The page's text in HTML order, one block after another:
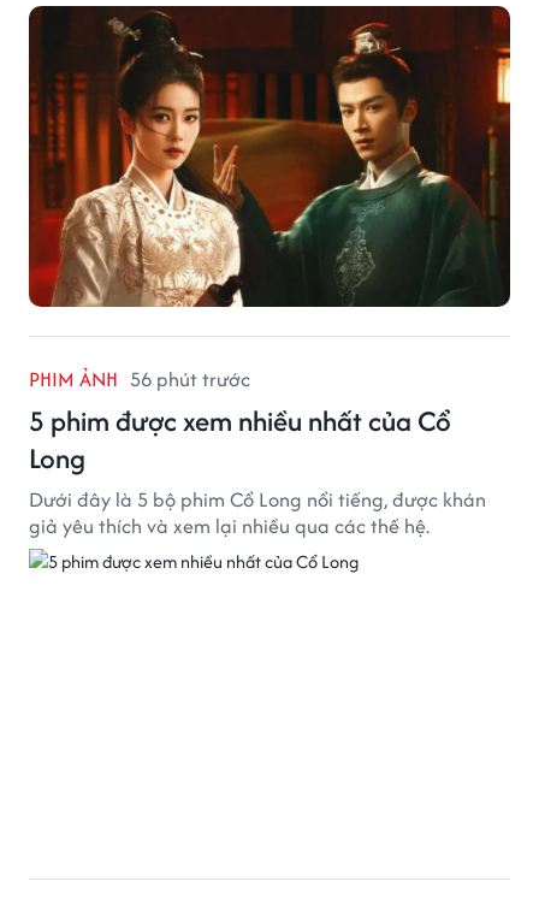
PHIM ẢNH 56 phút trước
5 phim được xem nhiều nhất của Cổ
Long
Dưới đây là 5 bộ phim Cổ Long nổi tiếng, được khán
giả yêu thích và xem lại nhiều qua các thế hệ.